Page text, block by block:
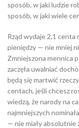
sposób, w jaki ludzie
sposób, w jaki wiele
Rząd wydaje 2,1
pieniędzy — nie mniej
Zmniejszona mennica
zaczęła uwalniać
będą się martwić
centach, jeśli chcesz
wiedzą, że narody na
najmniejszych
— nie miały absolutnie